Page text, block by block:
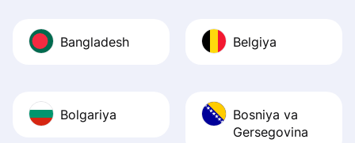
Bangladesh Belgiya
Bolgariya
Bosniya va
Gersegovina